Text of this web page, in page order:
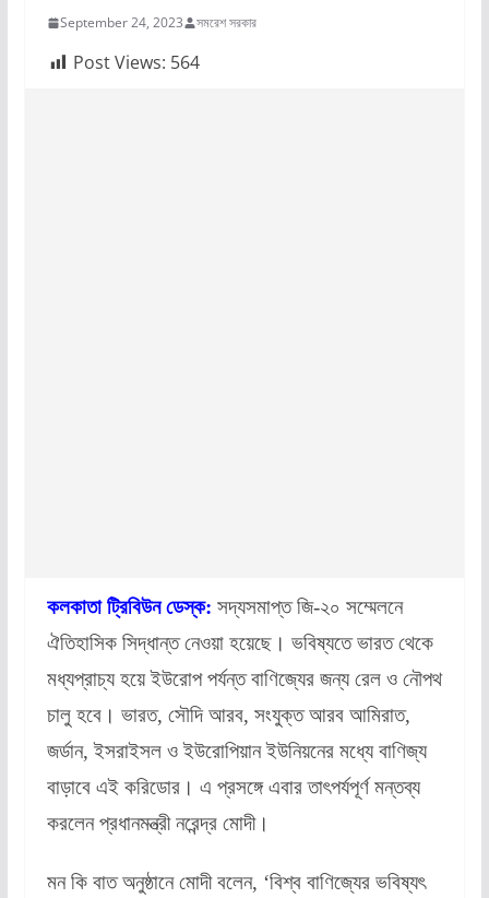
September 24, 2023 সমরেশ সরকার
Post Views: 564
কলকাতা ট্রিবিউন ডেস্ক: সদ্যসমাপ্ত জি-২০ সম্মেলনে
ঐতিহাসিক সিদ্ধান্ত নেওয়া হয়েছে। ভবিষ্যতে ভারত থেকে
মধ্যপ্রাচ্য হয়ে ইউরোপ পর্যন্ত বাণিজ্যের জন্য রেল ও নৌপথ
চালু হবে। ভারত, সৌদি আরব, সংযুক্ত আরব আমিরাত,
জর্ডান, ইসরাইসল ও ইউরোপিয়ান ইউনিয়নের মধ্যে বাণিজ্য
বাড়াবে এই করিডোর। এ প্রসঙ্গে এবার তাৎপর্যপূর্ণ মন্তব্য
করলেন প্রধানমন্ত্রী নরেন্দ্র মোদী।
মন কি বাত অনুষ্ঠানে মোদী বলেন, ‘বিশ্ব বাণিজ্যের ভবিষ্যৎ